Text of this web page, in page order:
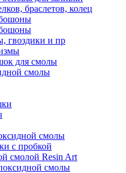
браслетов, колец
гвоздики и пр
для смолы
смолы
смолы
с пробкой
смолой Resin Art
смолы